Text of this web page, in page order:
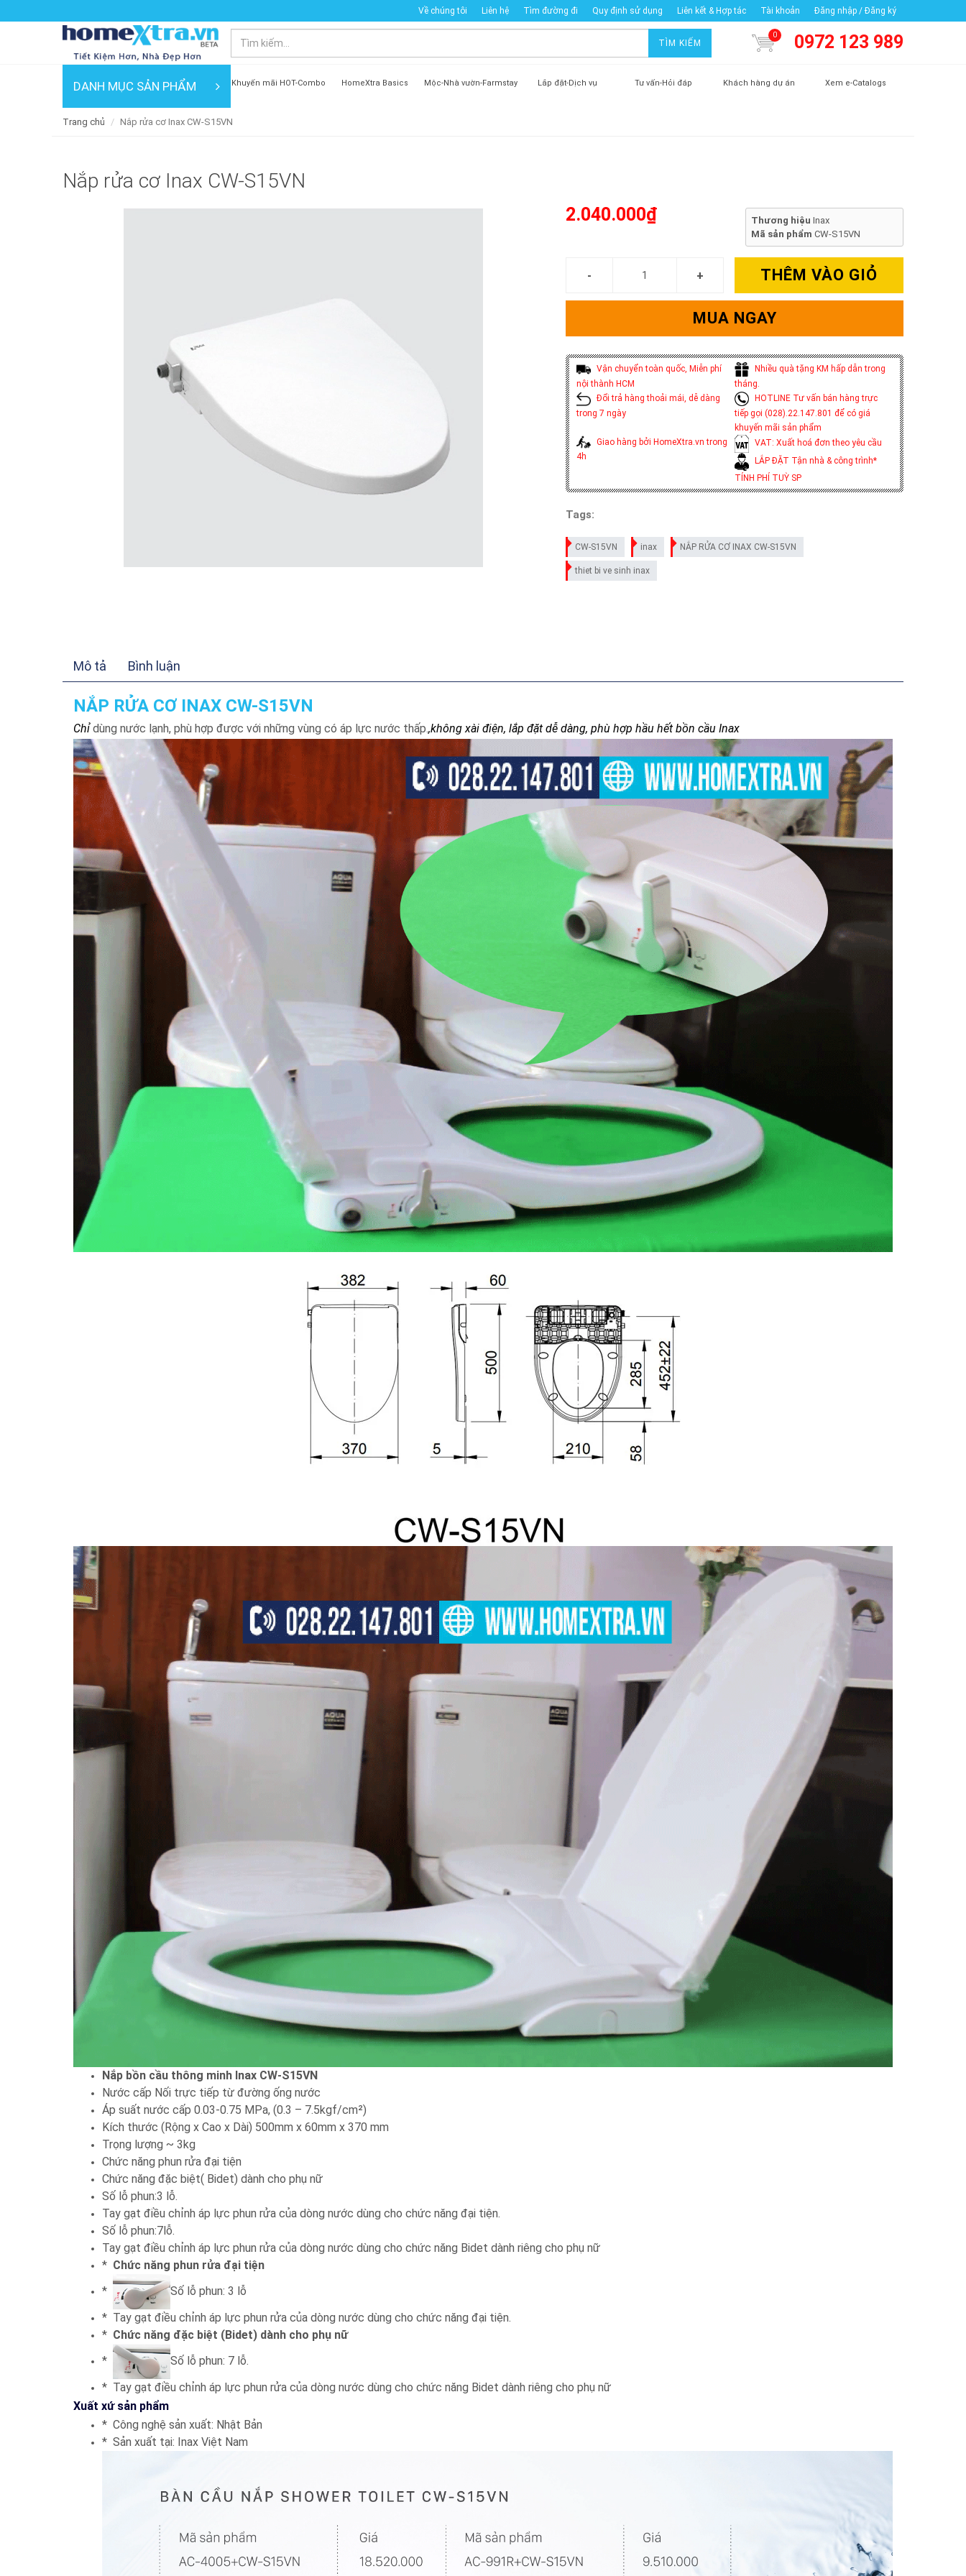
Về chúng tôi Liên hệ Tìm đường đi Quy định sử dụng Liên kết & Hợp tác Tài khoản Đăng nhập / Đăng ký
TÌM KIẾM
0 0972 123 989
DANH MỤC SẢN PHẨM Khuyến mãi HOT-Combo HomeXtra Basics Mộc-Nhà vườn-Farmstay Lắp đặt-Dịch vụ Tư vấn-Hỏi đáp Khách hàng dự án Xem e-Catalogs
Trang chủ Nắp rửa cơ Inax CW-S15VN
Nắp rửa cơ Inax CW-S15VN
2.040.000₫ Thương hiệu Inax
Mã sản phẩm CW-S15VN
THÊM VÀO GIỎ
MUA NGAY
Vận chuyển toàn quốc, Miễn phí
nội thành HCM
Nhiều quà tặng KM hấp dẫn trong
tháng.
Đổi trả hàng thoải mái, dễ dàng
trong 7 ngày
HOTLINE Tư vấn bán hàng trực
tiếp gọi (028).22.147.801 để có giá
khuyến mãi sản phẩm
Giao hàng bởi HomeXtra.vn trong
4h
VAT: Xuất hoá đơn theo yêu cầu
LẮP ĐẶT Tận nhà & công trình*
TÍNH PHÍ TUỲ SP
Tags:
CW-S15VN inax NẮP RỬA CƠ INAX CW-S15VN
thiet bi ve sinh inax
Mô tả Bình luận
NẮP RỬA CƠ INAX CW-S15VN
Chỉdùng nước lạnh, phù hợp được với những vùng có áp lực nước thấp.,không xài điện, lắp đặt dễ dàng, phù hợp hầu hết bồn cầu Inax
Nắp bồn cầu thông minh Inax CW-S15VN
Nước cấp Nối trực tiếp từ đường ống nước
Áp suất nước cấp 0.03-0.75 MPa, (0.3 – 7.5kgf/cm²)
Kích thước (Rộng x Cao x Dài) 500mm x 60mm x 370 mm
Trọng lượng ~ 3kg
Chức năng phun rửa đại tiện
Chức năng đặc biệt( Bidet) dành cho phụ nữ
Số lỗ phun:3 lỗ.
Tay gạt điều chỉnh áp lực phun rửa của dòng nước dùng cho chức năng đại tiện.
Số lỗ phun:7lỗ.
Tay gạt điều chỉnh áp lực phun rửa của dòng nước dùng cho chức năng Bidet dành riêng cho phụ nữ
* Chức năng phun rửa đại tiện
*
Số lỗ phun: 3 lỗ
* Tay gạt điều chỉnh áp lực phun rửa của dòng nước dùng cho chức năng đại tiện.
* Chức năng đặc biệt (Bidet) dành cho phụ nữ
*
Số lỗ phun: 7 lỗ.
* Tay gạt điều chỉnh áp lực phun rửa của dòng nước dùng cho chức năng Bidet dành riêng cho phụ nữ
Xuất xứ sản phẩm
* Công nghệ sản xuất: Nhật Bản
* Sản xuất tại: Inax Việt Nam